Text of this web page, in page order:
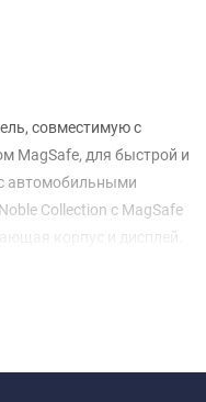
совместимую с
MagSafe, для быстрой и
автомобильными
Collection с MagSafe
корпус и дисплей.